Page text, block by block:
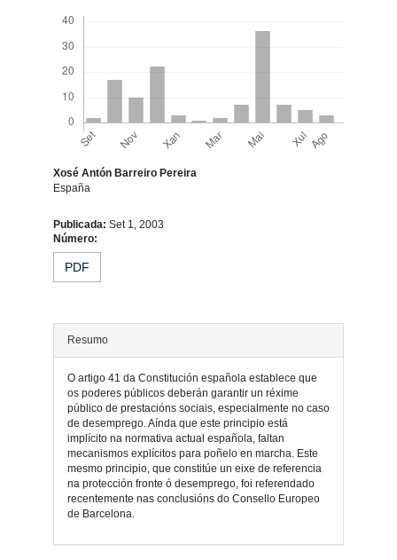
Xosé Antón Barreiro Pereira
España
Contido
principal
do
artigo
Publicada: Set 1, 2003
Número:
PDF
Resumo
O artigo 41 da Constitución española establece que
os poderes públicos deberán garantir un réxime
público de prestacións sociais, especialmente no caso
de desemprego. Aínda que este principio está
implícito na normativa actual española, faltan
mecanismos explícitos para poñelo en marcha. Este
mesmo principio, que constitúe un eixe de referencia
na protección fronte ó desemprego, foi referendado
recentemente nas conclusións do Consello Europeo
de Barcelona.